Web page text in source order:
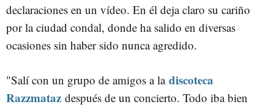
declaraciones en un vídeo. En él deja claro su cariño
por la ciudad condal, donde ha salido en diversas
ocasiones sin haber sido nunca agredido.
"Salí con un grupo de amigos a la discoteca
Razzmataz después de un concierto. Todo iba bien